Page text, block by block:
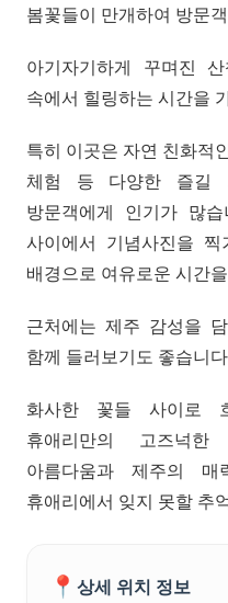
봄꽃들이 만개하여 방문
아기자기하게 꾸며진
속에서 힐링하는 시간을
특히 이곳은 자연 친화적
체험 등 다양한 즐길
방문객에게 인기가 많
사이에서 기념사진을
배경으로 여유로운 시간
근처에는 제주 감성을
함께 들러보기도 좋습니
화사한 꽃들 사이로
휴애리만의 고즈넉
아름다움과 제주의
휴애리에서 잊지 못할 추
📍 상세 위치 정보